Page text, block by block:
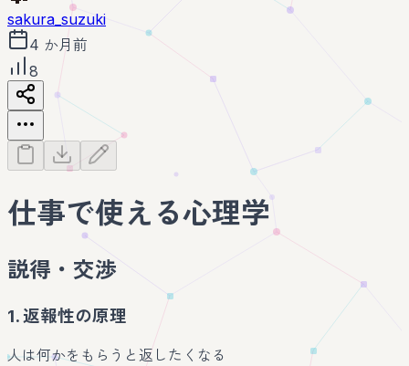
sakura_suzuki
4 か月前
8
仕事で使える心理学
説得・交渉
1. 返報性の原理
人は何かをもらうと返したくなる